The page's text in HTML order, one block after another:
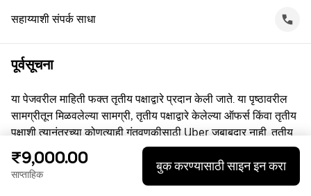
सहाय्याशी संपर्क साधा
पूर्वसूचना
या पेजवरील माहिती फक्त तृतीय पक्षाद्वारे प्रदान केली जाते. या पृष्ठावरील
सामग्रीतून मिळवलेल्या सामग्री, तृतीय पक्षाद्वारे केलेल्या ऑफर्स किंवा तृतीय
पक्षाशी त्यानंतरच्या कोणत्याही गुंतवणूकीसाठी Uber जबाबदार नाही. तृतीय
पक्षाशी व्यस्त असताना, तुम्ही त्यांच्याशी थेट करार करता, ज्यासाठी Uber हा
पक्ष नाही. प्रश्नांसाठी, कृपया तृतीय पक्षाशी थेट संपर्क साधा.
₹9,000.00
साप्ताहिक
बुक करण्यासाठी साइन इन करा